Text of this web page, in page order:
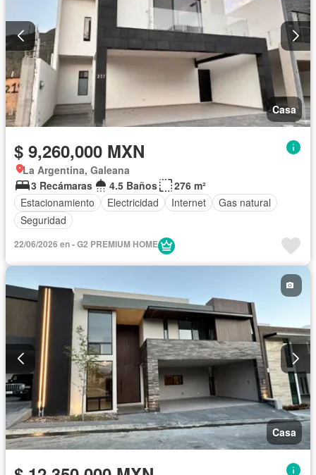
Casa
$ 9,260,000 MXN
La Argentina, Galeana
3 Recámaras
4.5 Baños
276 m²
Estacionamiento
Electricidad Internet
Gas natural
Seguridad
22/06/2026 en - G2 PREMIUM HOME
Casa